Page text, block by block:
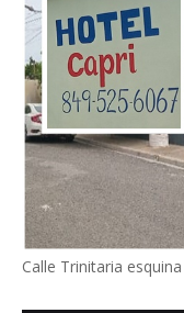
Calle Trinitaria